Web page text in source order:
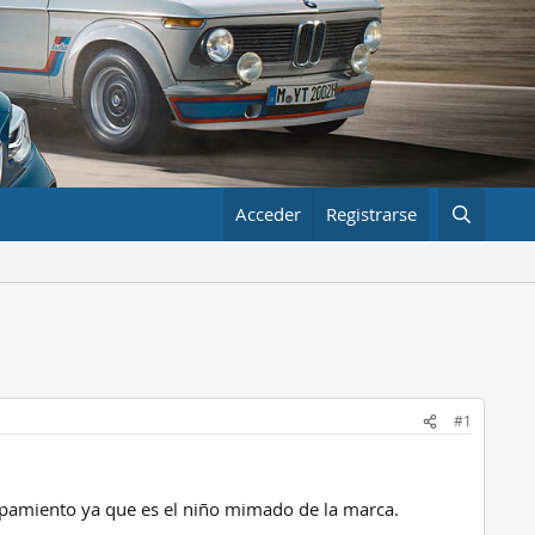
Acceder Registrarse
#1
ya que es el niño mimado de la marca.